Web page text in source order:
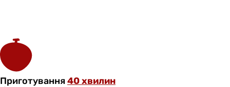
Приготування40 хвилин